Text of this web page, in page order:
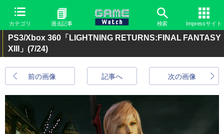
カテゴリ 過去記事 検索 Impressサイト
PS3/Xbox 360「LIGHTNING RETURNS:FINAL FANTASY
XIII」 (7/24)
前の画像 次の画像
記事へ